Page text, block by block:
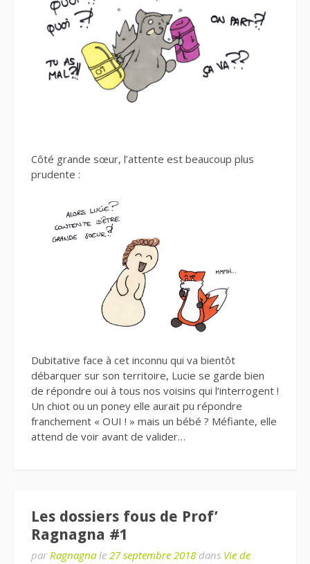
Côté grande sœur, l’attente est beaucoup plus
prudente :
Dubitative face à cet inconnu qui va bientôt
débarquer sur son territoire, Lucie se garde bien
de répondre oui à tous nos voisins qui l’interrogent !
Un chiot ou un poney elle aurait pu répondre
franchement « OUI ! » mais un bébé ? Méfiante, elle
attend de voir avant de valider…
Les dossiers fous de Prof’
Ragnagna #1
par Ragnagna le 27 septembre 2018 dans Vie de